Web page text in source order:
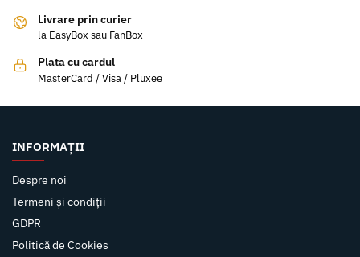
Livrare prin curier
la EasyBox sau FanBox
Plata cu cardul
MasterCard / Visa / Pluxee
INFORMAȚII
Despre noi
Termeni și condiții
GDPR
Politică de Cookies